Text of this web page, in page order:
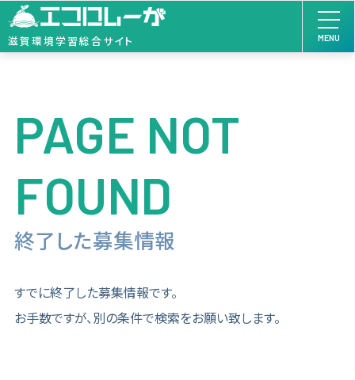
滋賀環境学習総合サイト MENU
PAGE NOT
FOUND
終了した募集情報
すでに終了した募集情報です。
お手数ですが、別の条件で検索をお願い致します。